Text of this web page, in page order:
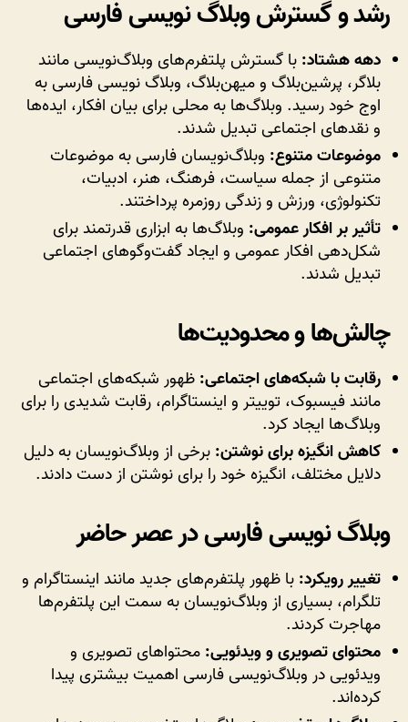
رشد و گسترش وبلاگ نویسی فارسی
دهه هشتاد: با گسترش پلتفرم‌های وبلاگ‌نویسی مانند
بلاگر، پرشین‌بلاگ و میهن‌بلاگ، وبلاگ نویسی فارسی به
اوج خود رسید. وبلاگ‌ها به محلی برای بیان افکار، ایده‌ها
و نقدهای اجتماعی تبدیل شدند.
موضوعات متنوع: وبلاگ‌نویسان فارسی به موضوعات
متنوعی از جمله سیاست، فرهنگ، هنر، ادبیات،
تکنولوژی، ورزش و زندگی روزمره پرداختند.
تأثیر بر افکار عمومی: وبلاگ‌ها به ابزاری قدرتمند برای
شکل‌دهی افکار عمومی و ایجاد گفت‌وگوهای اجتماعی
تبدیل شدند.
چالش‌ها و محدودیت‌ها
رقابت با شبکه‌های اجتماعی: ظهور شبکه‌های اجتماعی
مانند فیسبوک، توییتر و اینستاگرام، رقابت شدیدی را برای
وبلاگ‌ها ایجاد کرد.
کاهش انگیزه برای نوشتن: برخی از وبلاگ‌نویسان به دلیل
دلایل مختلف، انگیزه خود را برای نوشتن از دست دادند.
وبلاگ نویسی فارسی در عصر حاضر
تغییر رویکرد: با ظهور پلتفرم‌های جدید مانند اینستاگرام و
تلگرام، بسیاری از وبلاگ‌نویسان به سمت این پلتفرم‌ها
مهاجرت کردند.
محتوای تصویری و ویدئویی: محتواهای تصویری و
ویدئویی در وبلاگ‌نویسی فارسی اهمیت بیشتری پیدا
کرده‌اند.